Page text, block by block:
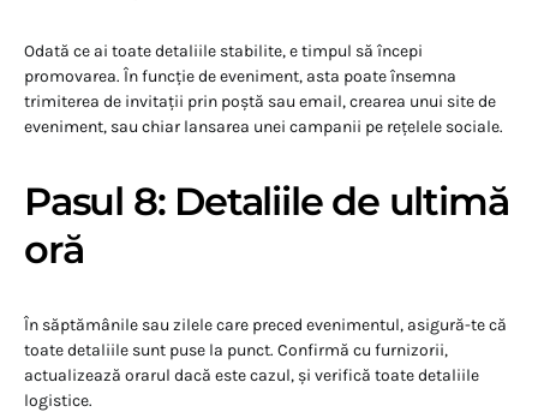
Odată ce ai toate detaliile stabilite, e timpul să începi
promovarea. În funcție de eveniment, asta poate însemna
trimiterea de invitații prin poștă sau email, crearea unui site de
eveniment, sau chiar lansarea unei campanii pe rețelele sociale.
Pasul 8: Detaliile de ultimă
oră
În săptămânile sau zilele care preced evenimentul, asigură-te că
toate detaliile sunt puse la punct. Confirmă cu furnizorii,
actualizează orarul dacă este cazul, și verifică toate detaliile
logistice.